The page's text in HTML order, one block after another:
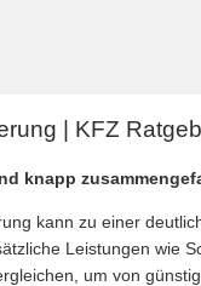
| KFZ
knapp
kann zu einer
Leistungen wie
um von